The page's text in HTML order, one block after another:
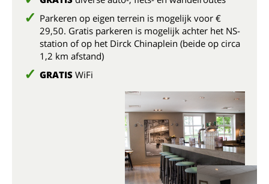
Parkeren op eigen terrein is mogelijk voor €
29,50. Gratis parkeren is mogelijk achter het NS-
station of op het Dirck Chinaplein (beide op circa
1,2 km afstand)
GRATIS WiFi